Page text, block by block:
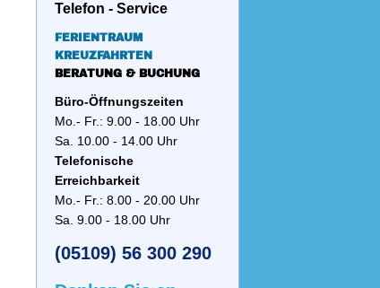
Telefon - Service
FERIENTRAUM
KREUZFAHRTEN
BERATUNG & BUCHUNG
Büro-Öffnungszeiten
Mo.- Fr.: 9.00 - 18.00 Uhr
Sa. 10.00 - 14.00 Uhr
Telefonische
Erreichbarkeit
Mo.- Fr.: 8.00 - 20.00 Uhr
Sa. 9.00 - 18.00 Uhr
(05109) 56 300 290